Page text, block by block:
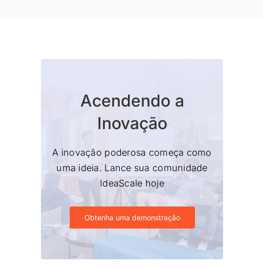
Acendendo a
Inovação
A inovação poderosa começa como
uma ideia. Lance sua comunidade
IdeaScale hoje
Obtenha uma demonstração